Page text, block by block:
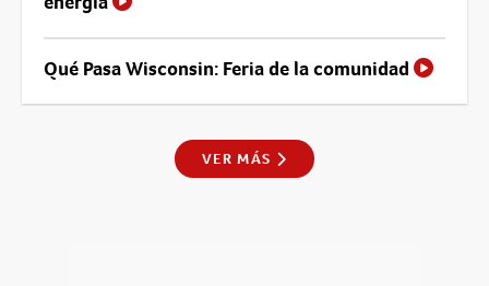
Qué Pasa Wisconsin: Feria de la comunidad
VER MÁS